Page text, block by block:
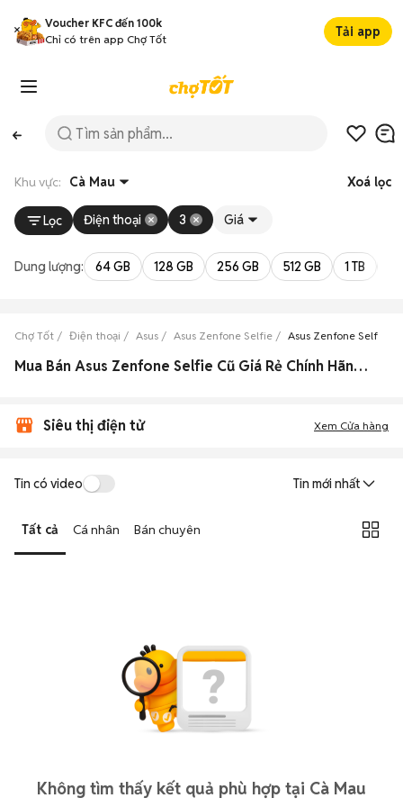
Voucher KFC đến 100k
Chỉ có trên app Chợ Tốt
Tải app
Khu vực: Cà Mau Xoá lọc
Lọc Điện thoại 3 Giá
Dung lượng: 64 GB 128 GB 256 GB 512 GB 1 TB
Chợ Tốt Điện thoại Asus Asus Zenfone Selfie Asus Zenfone Selfie
Mua Bán Asus Zenfone Selfie Cũ Giá Rẻ Chính Hãng Cà Mau
Siêu thị điện tử Xem Cửa hàng
Tin có video Tin mới nhất
Tất cả Cá nhân Bán chuyên
Không tìm thấy kết quả phù hợp tại Cà Mau